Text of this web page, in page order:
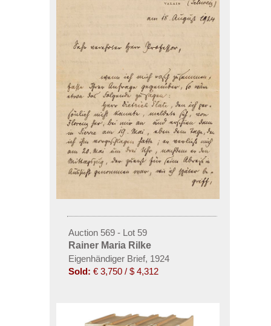
Auction 569 - Lot 59
Rainer Maria Rilke
Eigenhändiger Brief, 1924
Sold: € 3,750 / $ 4,312